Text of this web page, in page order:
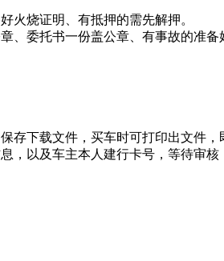
烧证明、有抵押的需先解押。
委托书一份盖公章、有事故的准备
下载文件，买车时可打印出文件，
以及车主本人建行卡号，等待审核